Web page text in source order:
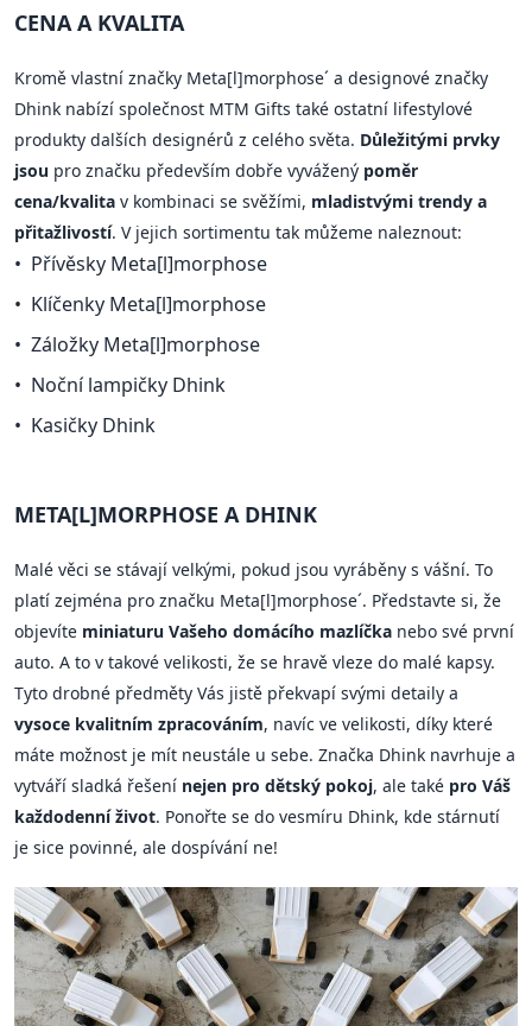
CENA A KVALITA
Kromě vlastní značky Meta[l]morphose´ a designové značky
Dhink nabízí společnost MTM Gifts také ostatní lifestylové
produkty dalších designérů z celého světa. Důležitými prvky
jsou pro značku především dobře vyvážený poměr
cena/kvalita v kombinaci se svěžími, mladistvými trendy a
přitažlivostí. V jejich sortimentu tak můžeme naleznout:
Přívěsky Meta[l]morphose
Klíčenky Meta[l]morphose
Záložky Meta[l]morphose
Noční lampičky Dhink
Kasičky Dhink
META[L]MORPHOSE A DHINK
Malé věci se stávají velkými, pokud jsou vyráběny s vášní. To
platí zejména pro značku Meta[l]morphose´. Představte si, že
objevíte miniaturu Vašeho domácího mazlíčka nebo své první
auto. A to v takové velikosti, že se hravě vleze do malé kapsy.
Tyto drobné předměty Vás jistě překvapí svými detaily a
vysoce kvalitním zpracováním, navíc ve velikosti, díky které
máte možnost je mít neustále u sebe. Značka Dhink navrhuje a
vytváří sladká řešení nejen pro dětský pokoj, ale také pro Váš
každodenní život. Ponořte se do vesmíru Dhink, kde stárnutí
je sice povinné, ale dospívání ne!